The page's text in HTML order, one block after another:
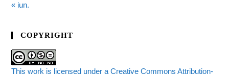
« iun.
COPYRIGHT
This work is licensed under a Creative Commons Attribution-